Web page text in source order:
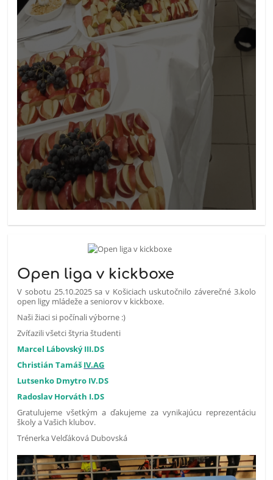
Open liga v kickboxe
V sobotu 25.10.2025 sa v Košiciach uskutočnilo záverečné 3.kolo
open ligy mládeže a seniorov v kickboxe.
Naši žiaci si počínali výborne :)
Zvíťazili všetci štyria študenti
Marcel Lábovský III.DS
Christián Tamáš IV.AG
Lutsenko Dmytro IV.DS
Radoslav Horváth I.DS
Gratulujeme všetkým a ďakujeme za vynikajúcu reprezentáciu
školy a Vašich klubov.
Trénerka Velďáková Dubovská